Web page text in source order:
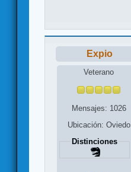
Expio
Veterano
Mensajes: 1026
Ubicación: Oviedo
Distinciones